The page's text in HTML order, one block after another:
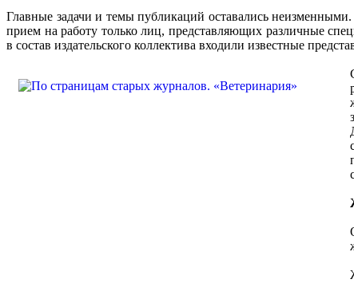
Главные задачи и темы публикаций оставались
прием на работу только лиц, представляющих различные
в состав издательского коллектива входили известные